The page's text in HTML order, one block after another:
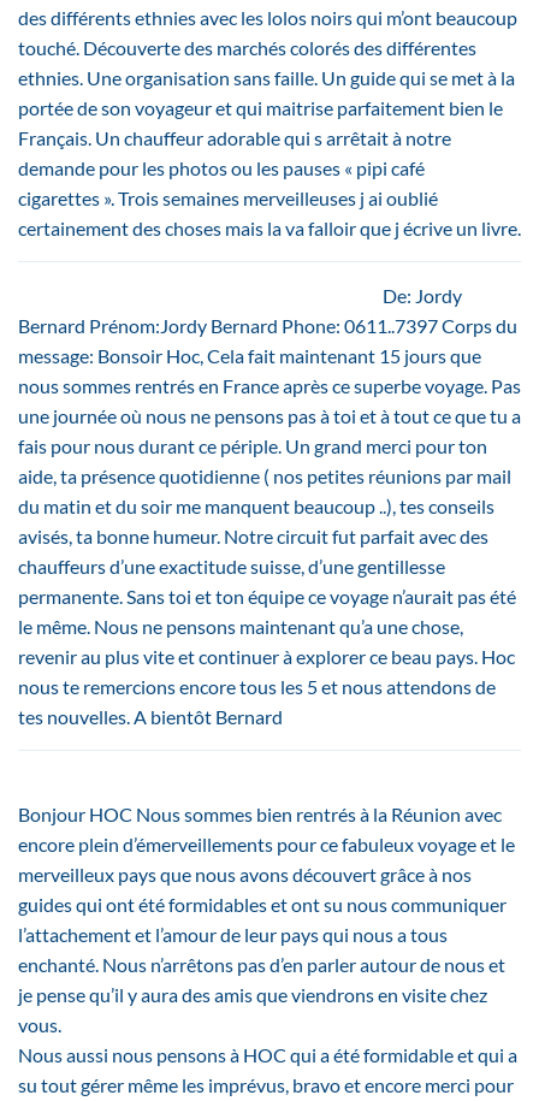
des différents ethnies avec les lolos noirs qui m’ont beaucoup
touché. Découverte des marchés colorés des différentes
ethnies. Une organisation sans faille. Un guide qui se met à la
portée de son voyageur et qui maitrise parfaitement bien le
Français. Un chauffeur adorable qui s arrêtait à notre
demande pour les photos ou les pauses « pipi café
cigarettes ». Trois semaines merveilleuses j ai oublié
certainement des choses mais la va falloir que j écrive un livre.
De: Jordy
Bernard Prénom:Jordy Bernard Phone: 0611..7397 Corps du
message: Bonsoir Hoc, Cela fait maintenant 15 jours que
nous sommes rentrés en France après ce superbe voyage. Pas
une journée où nous ne pensons pas à toi et à tout ce que tu a
fais pour nous durant ce périple. Un grand merci pour ton
aide, ta présence quotidienne ( nos petites réunions par mail
du matin et du soir me manquent beaucoup ..), tes conseils
avisés, ta bonne humeur. Notre circuit fut parfait avec des
chauffeurs d’une exactitude suisse, d’une gentillesse
permanente. Sans toi et ton équipe ce voyage n’aurait pas été
le même. Nous ne pensons maintenant qu’a une chose,
revenir au plus vite et continuer à explorer ce beau pays. Hoc
nous te remercions encore tous les 5 et nous attendons de
tes nouvelles. A bientôt Bernard
Bonjour HOC Nous sommes bien rentrés à la Réunion avec
encore plein d’émerveillements pour ce fabuleux voyage et le
merveilleux pays que nous avons découvert grâce à nos
guides qui ont été formidables et ont su nous communiquer
l’attachement et l’amour de leur pays qui nous a tous
enchanté. Nous n’arrêtons pas d’en parler autour de nous et
je pense qu’il y aura des amis que viendrons en visite chez
vous.
Nous aussi nous pensons à HOC qui a été formidable et qui a
su tout gérer même les imprévus, bravo et encore merci pour